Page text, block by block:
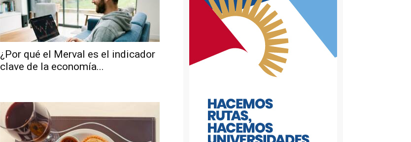
¿Por qué el Merval es el indicador
clave de la economía...